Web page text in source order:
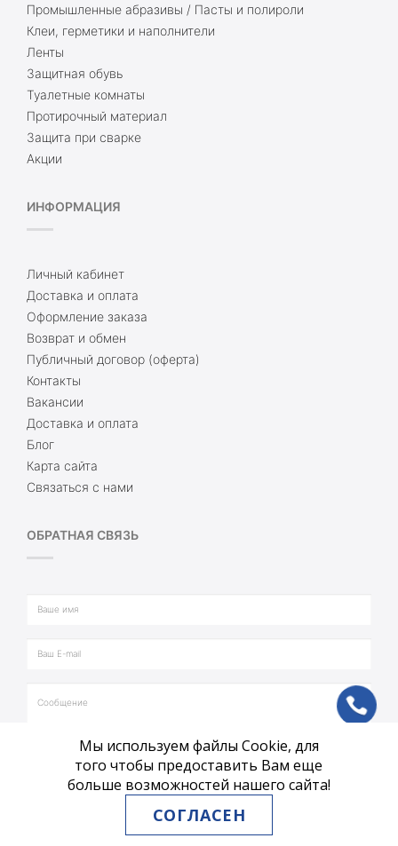
Промышленные абразивы / Пасты и полироли
Клеи, герметики и наполнители
Ленты
Защитная обувь
Туалетные комнаты
Протирочный материал
Защита при сварке
Акции
ИНФОРМАЦИЯ
Личный кабинет
Доставка и оплата
Оформление заказа
Возврат и обмен
Публичный договор (оферта)
Контакты
Вакансии
Доставка и оплата
Блог
Карта сайта
Связаться с нами
ОБРАТНАЯ СВЯЗЬ
ОТПРАВИТЬ
ph
Мы используем файлы Cookie, для
того чтобы предоставить Вам еще
больше возможностей нашего сайта!
СОГЛАСЕН